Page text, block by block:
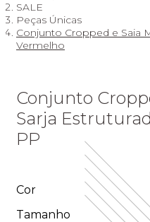
SALE
Peças Únicas
Conjunto Cropped e Saia
Vermelho
Conjunto
Sarja
PP
Cor
Tamanho